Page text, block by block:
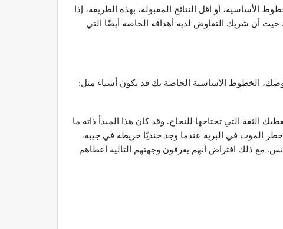
أو اقل النتائج المقبولة، بهذه الطريقة، إذا
أن شريك التفاوض لديه أهدافه الخاصة أيضًا التي
الأساسية في تفاوضك، الخطوط الأساسية الخاصة بك قد تكون أشياء مثل:
التي تحتاجها للنجاح. وقد كان هذا المبدأ ذاته ما
أن فقدت في جبال الألب السويسرية في عام 1930، وكانت الوحدة في خطر الموت في البرية عندما وجد جنديًا خريطة في جيبه،
مع ذلك افتراض أنهم يعرفون وجهتهم التالية أعطاهم